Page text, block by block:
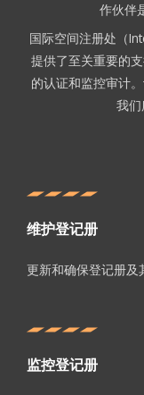
作伙伴
国际空间注册处（
提供了至关重要的
的认证和监控审计
我们
维护登记册
更新和确保登记册及
监控登记册